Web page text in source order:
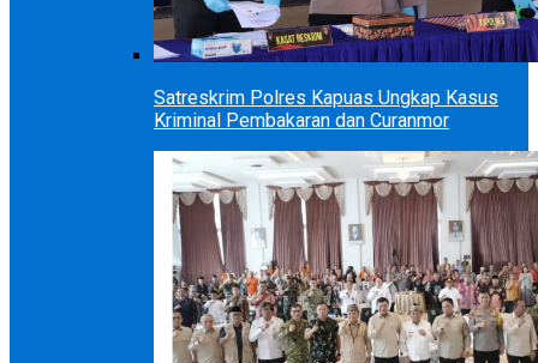
Satreskrim Polres Kapuas Ungkap Kasus
Kriminal Pembakaran dan Curanmor